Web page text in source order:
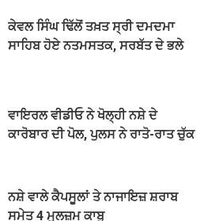
ਕੇਵਲ ਸਿੰਘ ਢਿੱਲੋਂ ਤਖ਼ਤ ਸ੍ਰੀ ਦਮਦਮਾ
ਸਾਹਿਬ ਹੋਏ ਨਤਮਸਤਕ, ਸਰਬੱਤ ਦੇ ਭਲੇ
ਵਾਇਰਲ ਵੀਡੀਓ ਨੇ ਖੋਲ੍ਹੀ ਨਸ਼ੇ ਦੇ
ਕਾਰੋਬਾਰ ਦੀ ਪੋਲ, ਪੁਲਸ ਨੇ ਰਾਤੋ-ਰਾਤ ਚੁੱਕ
ਨਸ਼ੇ ਵਾਲੇ ਕੈਪਸੂਲਾਂ ਤੇ ਨਾਜਾਇਜ਼ ਸ਼ਰਾਬ
ਸਮੇਤ 4 ਮੁਲਜ਼ਮ ਕਾਬੂ